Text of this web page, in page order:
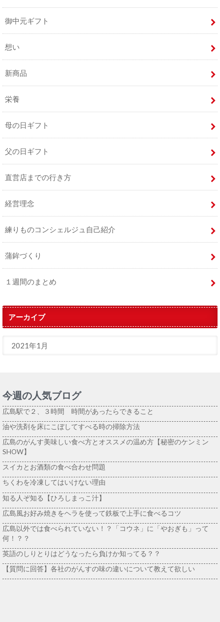
御中元ギフト
想い
新商品
栄養
母の日ギフト
父の日ギフト
直営店までの行き方
経営理念
練りものコンシェルジュ自己紹介
蒲鉾づくり
１週間のまとめ
アーカイブ
今週の人気ブログ
広島駅で２、３時間 時間があったらできること
油や洗剤を床にこぼしてすべる時の掃除方法
広島のがんす美味しい食べ方とオススメの温め方【秘密のケンミン
SHOW】
スイカとお酒類の食べ合わせ問題
ちくわを冷凍してはいけない理由
知る人ぞ知る【ひろしまっこ汁】
広島風お好み焼きをヘラを使って鉄板で上手に食べるコツ
広島以外では食べられていない！？「コウネ」に「やおぎも」って
何！？？
英語のしりとりはどうなったら負けか知ってる？？
【質問に回答】各社のがんすの味の違いについて教えて欲しい